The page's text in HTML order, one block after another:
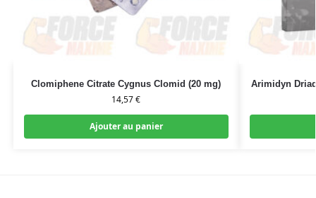
Clomiphene Citrate Cygnus Clomid (20 mg)
14,57€
Ajouter au panier
Arimidyn